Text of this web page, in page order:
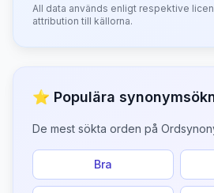
All data används enligt respektive
attribution till källorna.
⭐ Populära
De mest sökta orden på
Bra